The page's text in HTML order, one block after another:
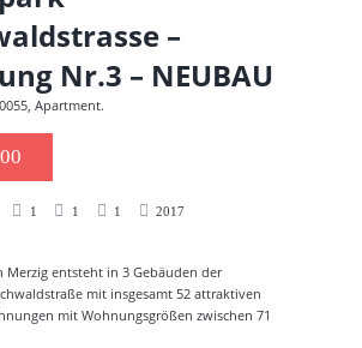
–
Nr.3 – NEUBAU
Apartment.
1 1 1 2017
Merzig entsteht in 3 Gebäuden der
mit insgesamt 52 attraktiven
mit Wohnungsgrößen zwischen 71